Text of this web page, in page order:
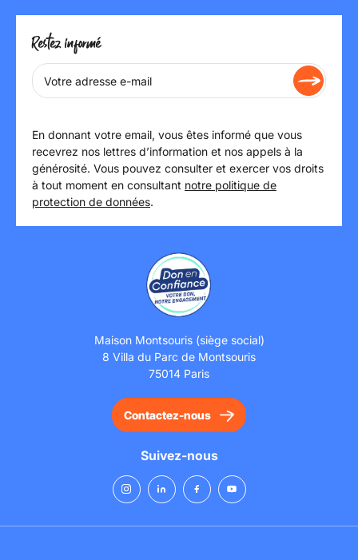
Restez informé
En donnant votre email, vous êtes informé que vous
recevrez nos lettres d’information et nos appels à la
générosité. Vous pouvez consulter et exercer vos droits
à tout moment en consultant notre politique de
protection de données.
Maison Montsouris (siège social)
8 Villa du Parc de Montsouris
75014 Paris
Contactez-nous
Suivez-nous